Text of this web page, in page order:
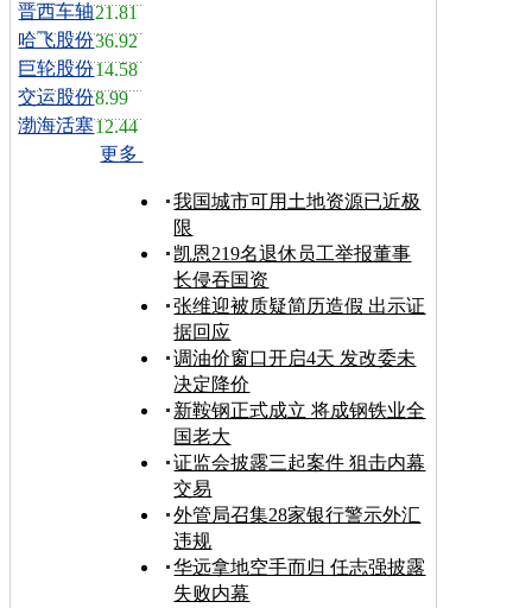
晋西车轴21.81
哈飞股份36.92
巨轮股份14.58
交运股份8.99
渤海活塞12.44
更多
我国城市可用土地资源已近极
限
凯恩219名退休员工举报董事
长侵吞国资
张维迎被质疑简历造假 出示证
据回应
调油价窗口开启4天 发改委未
决定降价
新鞍钢正式成立 将成钢铁业全
国老大
证监会披露三起案件 狙击内幕
交易
外管局召集28家银行警示外汇
违规
华远拿地空手而归 任志强披露
失败内幕